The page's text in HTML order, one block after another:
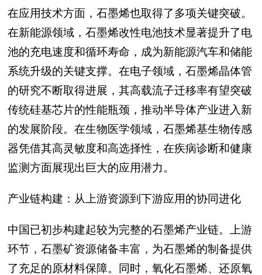
在应用技术方面，石墨烯也取得了多项关键突破。
在新能源领域，石墨烯改性电池技术显著提升了电
池的充电速度和循环寿命，成为新能源汽车和储能
系统升级的关键支撑。在电子领域，石墨烯晶体管
的研究不断取得进展，其高载流子迁移率有望突破
传统硅基芯片的性能瓶颈，推动半导体产业进入新
的发展阶段。在生物医学领域，石墨烯基生物传感
器凭借其高灵敏度和高选择性，在疾病诊断和健康
监测方面展现出巨大的应用潜力。
产业链构建：从上游资源到下游应用的协同进化
中国已初步构建起较为完整的石墨烯产业链。上游
环节，石墨矿资源储备丰富，为石墨烯的制备提供
了充足的原材料保障。同时，氧化石墨烯、还原氧